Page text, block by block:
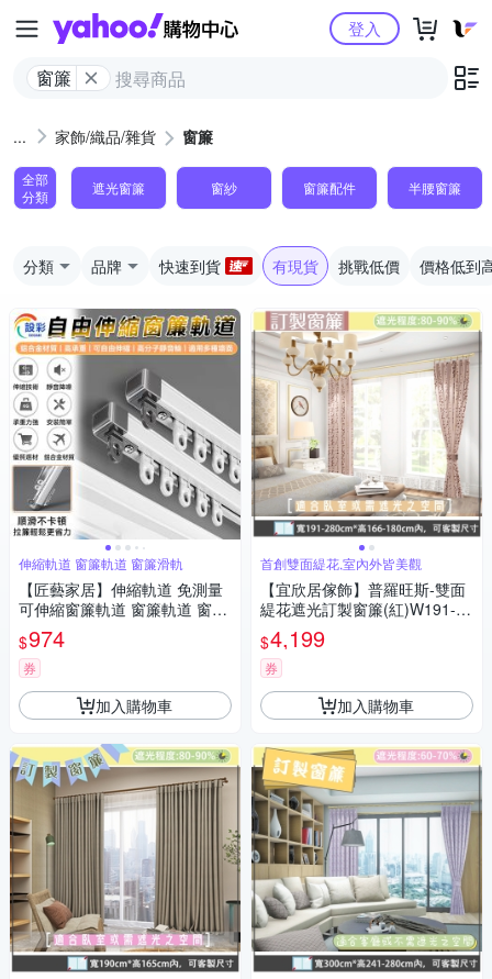
Yahoo購物中心
窗簾
登入
家飾/織品/雜貨 窗簾
全部
分類
遮光窗簾 窗紗 窗簾配件 半腰窗簾
分類 品牌 快速到貨 有現貨 挑戰低價 價格低到
伸縮軌道 窗簾軌道 窗簾滑軌
【匠藝家居】伸縮軌道 免測量
可伸縮窗簾軌道 窗簾軌道 窗簾
滑軌 雙軌窗簾軌道 鋁合金材
質-頂裝單軌1.5米
$974
券
加入購物車
首創雙面緹花,室內外皆美觀
【宜欣居傢飾】普羅旺斯-雙面
緹花遮光訂製窗簾(紅)W191-28
0*H166-180cm以內*2片
$4,199
券
加入購物車